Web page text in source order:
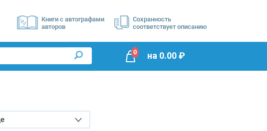
Книги с автографами
авторов
Сохранность
соответствует описанию
0 на 0.00₽